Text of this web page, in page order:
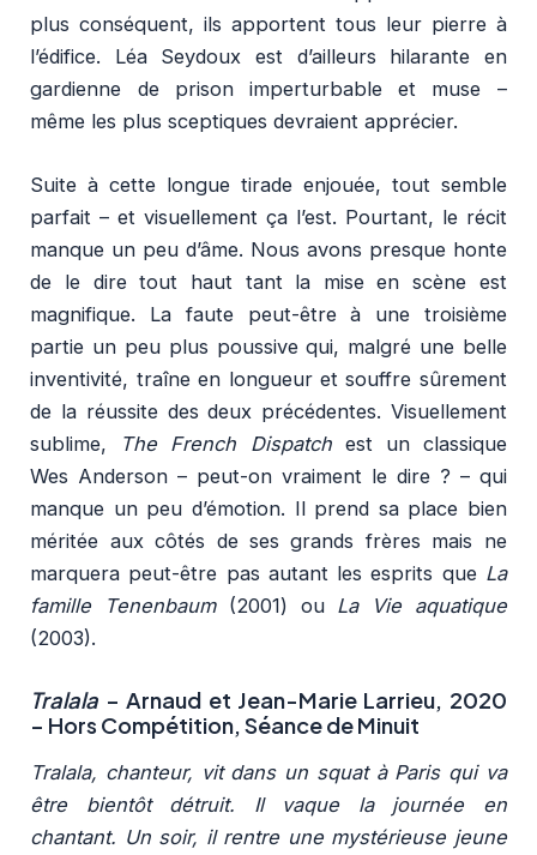
plus conséquent, ils apportent tous leur pierre à
l’édifice. Léa Seydoux est d’ailleurs hilarante en
gardienne de prison imperturbable et muse –
même les plus sceptiques devraient apprécier.
Suite à cette longue tirade enjouée, tout semble
parfait – et visuellement ça l’est. Pourtant, le récit
manque un peu d’âme. Nous avons presque honte
de le dire tout haut tant la mise en scène est
magnifique. La faute peut-être à une troisième
partie un peu plus poussive qui, malgré une belle
inventivité, traîne en longueur et souffre sûrement
de la réussite des deux précédentes. Visuellement
sublime,
The French Dispatchest un classique
Wes Anderson – peut-on vraiment le dire ? – qui
manque un peu d’émotion. Il prend sa place bien
méritée aux côtés de ses grands frères mais ne
marquera peut-être pas autant les esprits que La
famille Tenenbaum(2001) ou La Vie aquatique
(2003).
Tralala – Arnaud et Jean-Marie Larrieu, 2020
– Hors Compétition, Séance de Minuit
Tralala, chanteur, vit dans un squat à Paris qui va
être bientôt détruit. Il vaque la journée en
chantant. Un soir, il rentre une mystérieuse jeune